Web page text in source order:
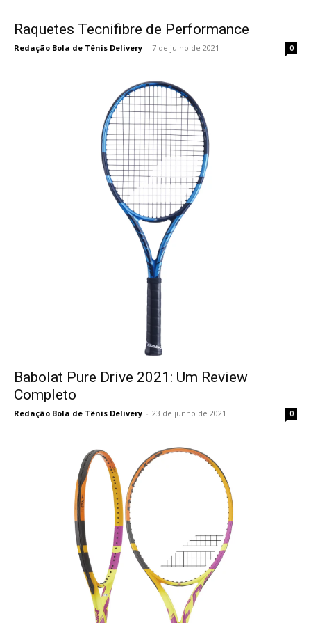
Raquetes Tecnifibre de Performance
Redação Bola de Tênis Delivery - 7 de julho de 2021 0
Babolat Pure Drive 2021: Um Review
Completo
Redação Bola de Tênis Delivery - 23 de junho de 2021 0